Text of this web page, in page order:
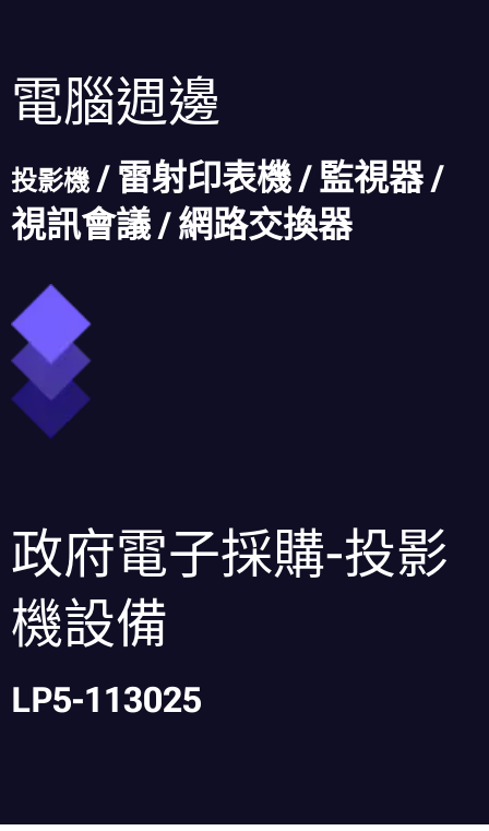
電腦週邊
投影機/ 雷射印表機 / 監視器 /
視訊會議 / 網路交換器
政府電子採購-投影
機設備
LP5-113025